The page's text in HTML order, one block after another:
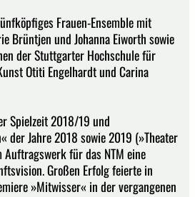
Frauen-Ensemble mit
Brüntjen und Johanna Eiworth sowie
der Stuttgarter Hochschule für
Otiti Engelhardt und Carina
Spielzeit 2018/19 und
der Jahre 2018 sowie 2019 (»Theater
für das NTM eine
Großen Erfolg feierte in
»Mitwisser« in der vergangenen